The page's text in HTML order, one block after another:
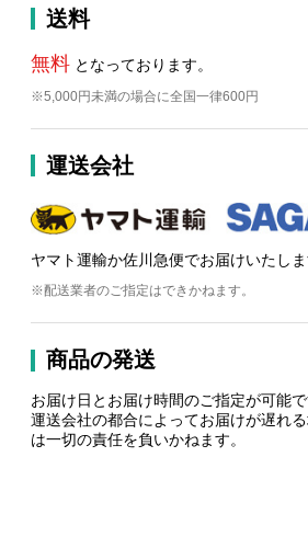
送料
無料となっております。
※5,000円未満の場合に全国一律600円
運送会社
ヤマト運輸か佐川急便でお届けいたしま
※配送業者のご指定はできかねます。
商品の発送
お届け日とお届け時間のご指定が可能で
運送会社の都合によってお届けが遅れ
は一切の責任を負いかねます。